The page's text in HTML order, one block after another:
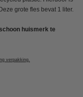
grote fles bevat 1 liter.
huismerk te
verpakking.